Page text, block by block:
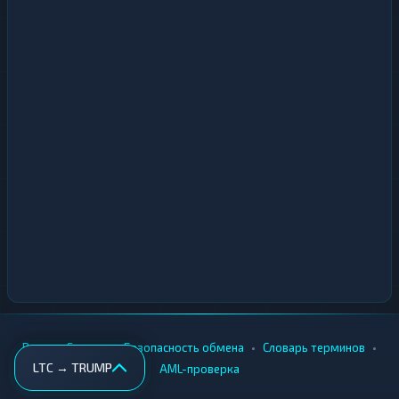
LTC → TRUMP
Вики • Города • Безопасность обмена • Словарь терминов •
AML-проверка